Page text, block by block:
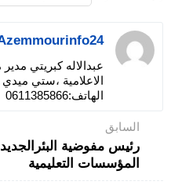
الهاتف:0611385866
السابق
رئيس مفوضية
المؤسسات التعليمية